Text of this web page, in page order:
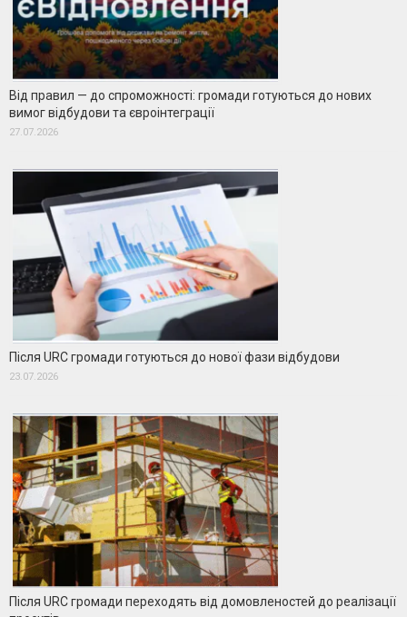
Від правил — до спроможності: громади готуються до нових
вимог відбудови та євроінтеграції
27.07.2026
Після URC громади готуються до нової фази відбудови
23.07.2026
Після URC громади переходять від домовленостей до реалізації